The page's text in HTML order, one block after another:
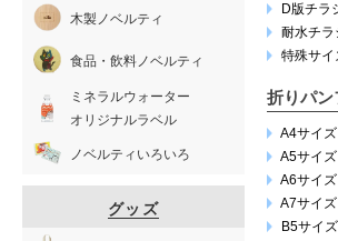
D版チラ
耐水チラ
特殊サイ
折りパン
A4サイズ
A5サイズ
A6サイズ
A7サイズ
B5サイズ
木製ノベルティ
食品・飲料ノベルティ
ミネラルウォーター
オリジナルラベル
ノベルティいろいろ
グッズ